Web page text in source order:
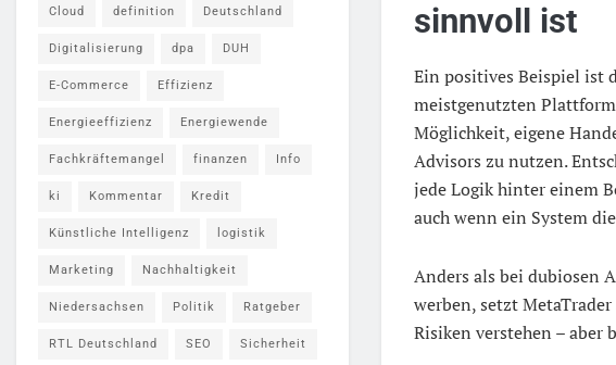
sinnvoll ist
Ein positives Beispiel ist
meistgenutzten
Möglichkeit, eigene
Advisors zu nutzen.
jede Logik hinter einem
auch wenn ein System
Anders als bei dubiosen
werben, setzt
Risiken verstehen – aber
Cloud definition Deutschland
Digitalisierung dpa DUH
E-Commerce Effizienz
Energieeffizienz Energiewende
Fachkräftemangel finanzen Info
ki Kommentar Kredit
Künstliche Intelligenz logistik
Marketing Nachhaltigkeit
Niedersachsen Politik Ratgeber
RTL Deutschland SEO Sicherheit